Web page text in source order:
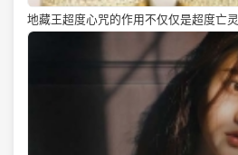
地藏王超度心咒的作用不仅仅是超度亡灵